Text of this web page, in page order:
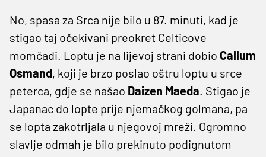
No, spasa za Srca nije bilo u 87. minuti, kad je
stigao taj očekivani preokret Celticove
momčadi. Loptu je na lijevoj strani dobio Callum
Osmand, koji je brzo poslao oštru loptu u srce
peterca, gdje se našao Daizen Maeda. Stigao je
Japanac do lopte prije njemačkog golmana, pa
se lopta zakotrljala u njegovoj mreži. Ogromno
slavlje odmah je bilo prekinuto podignutom